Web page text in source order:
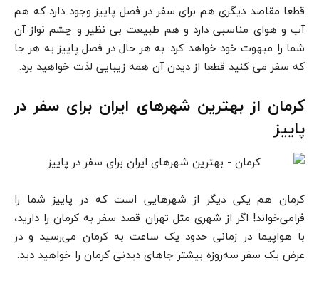
قطعا مقاصد دیگری هم برای سفر در فصل پاییز وجود دارد که هم
آب و هوای مناسبی دارد و هم طبیعت بی نظیر و چشم نواز آن
شما را مبهوت خود خواهد کرد. به هر حال در فصل پاییز به هر جا
که سفر می کنید قطعا از دیدن آن همه زیبایی لذت خواهید برد.
کرمان از بهترین شهرهای ایران برای سفر در
پاییز
کرمان هم یکی دیگر از شهرهایی است که در پاییز شما را
فرامی‌خواند! اگر از شهری مثل تهران قصد سفر به کرمان را دارید،
با هواپیما در زمانی حدود یک ساعت به کرمان می‌رسید و در
عرض یک سفر سه‌روزه بیشتر جاهای دیدنی کرمان را خواهید دید.